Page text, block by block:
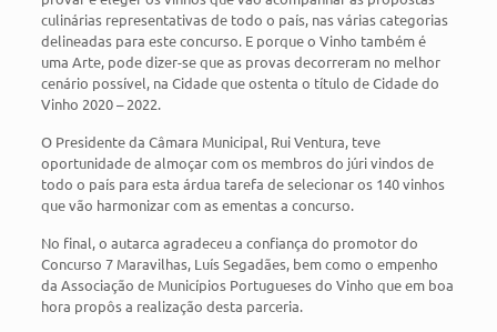
culinárias representativas de todo o país, nas várias categorias
delineadas para este concurso. E porque o Vinho também é
uma Arte, pode dizer-se que as provas decorreram no melhor
cenário possível, na Cidade que ostenta o título de Cidade do
Vinho 2020 – 2022.
O Presidente da Câmara Municipal, Rui Ventura, teve
oportunidade de almoçar com os membros do júri vindos de
todo o país para esta árdua tarefa de selecionar os 140 vinhos
que vão harmonizar com as ementas a concurso.
No final, o autarca agradeceu a confiança do promotor do
Concurso 7 Maravilhas, Luís Segadães, bem como o empenho
da Associação de Municípios Portugueses do Vinho que em boa
hora propôs a realização desta parceria.